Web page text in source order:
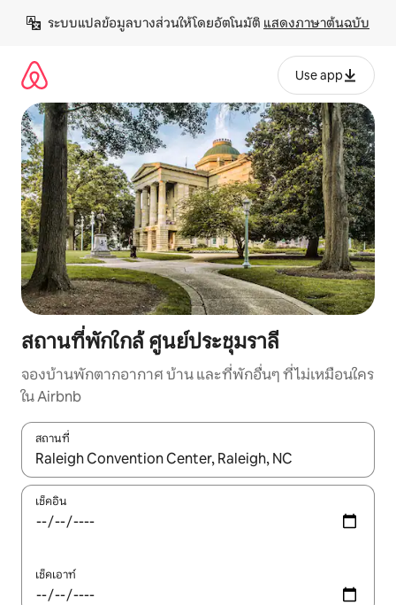
เนื้อหา
ระบบแปลข้อมูลบางส่วนให้โดยอัตโนมัติ แสดงภาษาต้นฉบับ
Use app
สถานที่พักใกล้ ศูนย์ประชุมราลี
จองบ้านพักตากอากาศ บ้าน และที่พักอื่นๆ ที่ไม่เหมือนใคร
ใน Airbnb
สถานที่
ใช้ลูกศรขึ้นลง หรือใช้การสัมผัสหรือปัด เพื่อสำรวจผลการค้นหา
เช็คอิน
เช็คเอาท์